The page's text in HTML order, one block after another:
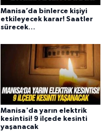
Manisa’da binlerce kişiyi
etkileyecek karar! Saatler
sürecek…
Manisa'da yarın elektrik
kesintisi! 9 ilçede kesinti
yaşanacak